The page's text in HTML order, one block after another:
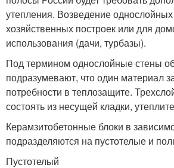
утепления. Возведение
хозяйственных построек или для
использования (дачи, турбазы).
Под термином однослойные стены
подразумевают, что один материал
потребности в теплозащите.
состоять из несущей кладки,
Керамзитобетонные блоки в
подразделяются на пустотелые и
Пустотелый